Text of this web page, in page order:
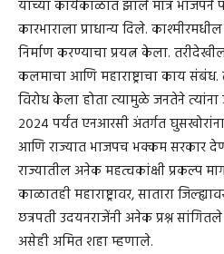
यांच्या कार्यकाळात झाले मात्र
कारभाराला प्राधान्य दिले.
निर्माण करण्याचा प्रयत्न केला.
कलमाचा आणि महाराष्ट्राचा काय
विरोध केला होता त्यामुळे जनतेने
२०२४ पर्यंत एनआरसी अंतर्गत
आणि राज्यात भाजपच भक्कम सरकार
राज्यातील अनेक महत्वकांक्षी प्रकल्प
काळातही महाराष्ट्रावर, सातारा
छत्रपती उदयनराजेंनी अनेक प्रश्न
असेही अमित शहा म्हणाले.